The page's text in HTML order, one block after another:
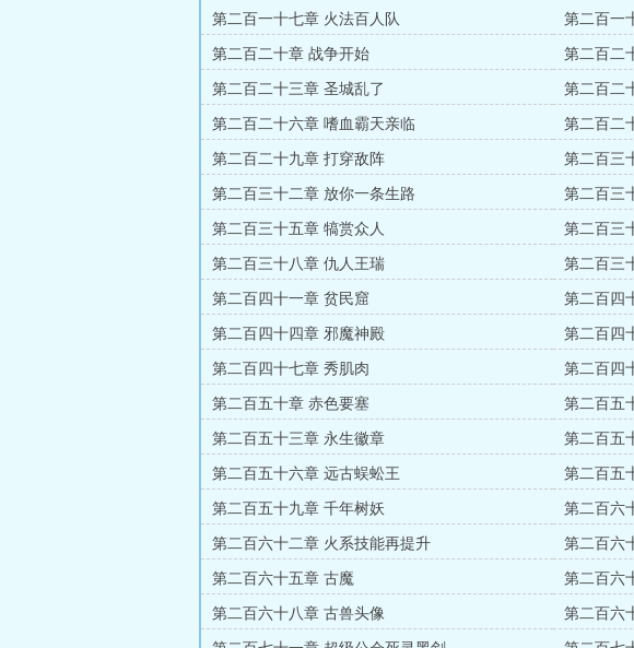
第二百一十七章 火法百人队 第二百一
第二百二十章 战争开始 第二百二
第二百二十三章 圣城乱了 第二百二
第二百二十六章 嗜血霸天亲临 第二百二
第二百二十九章 打穿敌阵 第二百三
第二百三十二章 放你一条生路 第二百三
第二百三十五章 犒赏众人 第二百三
第二百三十八章 仇人王瑞 第二百三
第二百四十一章 贫民窟 第二百四
第二百四十四章 邪魔神殿 第二百四
第二百四十七章 秀肌肉 第二百四
第二百五十章 赤色要塞 第二百五
第二百五十三章 永生徽章 第二百五
第二百五十六章 远古蜈蚣王 第二百五
第二百五十九章 千年树妖 第二百六
第二百六十二章 火系技能再提升 第二百六
第二百六十五章 古魔 第二百六
第二百六十八章 古兽头像 第二百六